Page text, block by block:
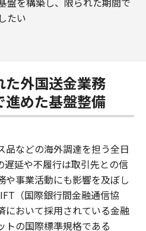
たい
外国送金業務
進めた基盤整備
品などの海外調達を担う全日
遅延や不履行は取引先との信
や事業活動にも影響を及ぼし
（国際銀行間金融通信協
において採用されている金融
トの国際標準規格である